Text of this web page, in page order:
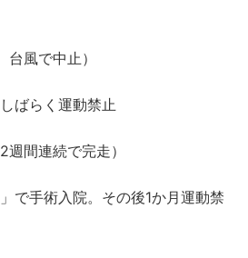
風で中止）
ばらく運動禁止
間連続で完走）
で手術入院。その後1か月運動禁